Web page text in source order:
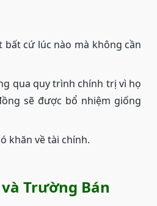
cứ lúc nào mà không cần
qua quy trình chính trị vì họ
sẽ được bổ nhiệm giống
khăn về tài chính.
Trường Bán